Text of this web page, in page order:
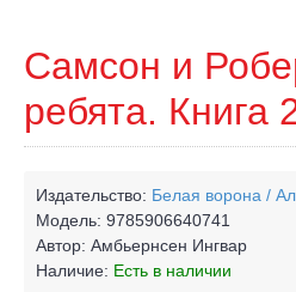
Самсон и
ребята. Книга
Издательство: Белая ворона /
Модель: 9785906640741
Автор: Амбьернсен Ингвар
Наличие: Есть в наличии